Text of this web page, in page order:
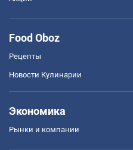
Food Oboz
Рецепты
Новости Кулинарии
Экономика
Рынки и компании